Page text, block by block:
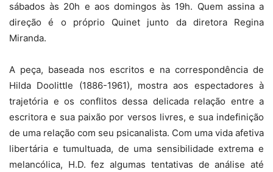
sábados às 20h e aos domingos às 19h. Quem assina a
direção é o próprio Quinet junto da diretora Regina
Miranda.
A peça, baseada nos escritos e na correspondência de
Hilda Doolittle (1886-1961), mostra aos espectadores à
trajetória e os conflitos dessa delicada relação entre a
escritora e sua paixão por versos livres, e sua indefinição
de uma relação com seu psicanalista. Com uma vida afetiva
libertária e tumultuada, de uma sensibilidade extrema e
melancólica, H.D. fez algumas tentativas de análise até